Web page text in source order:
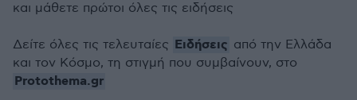
και μάθετε πρώτοι όλες τις ειδήσεις
Δείτε όλες τις τελευταίες Ειδήσεις από την Ελλάδα
και τον Κόσμο, τη στιγμή που συμβαίνουν, στο
Protothema.gr